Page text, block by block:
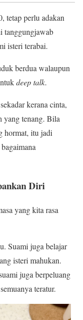
tetap perlu adakan
tanggungjawab
isteri terabai.
berdua walaupun
deep talk.
kerana cinta,
yang tenang. Bila
hormat, itu jadi
Diri
yang kita rasa
Suami juga belajar
isteri mahukan.
juga berpeluang
teratur.